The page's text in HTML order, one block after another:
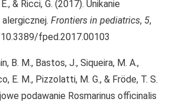
& Ricci, G. (2017). Unikanie
Frontiers in pediatrics, 5,
fped.2017.00103
B. M., Bastos, J., Siqueira, M. A.,
E. M., Pizzolatti, M. G., & Fröde, T. S.
podawanie Rosmarinus officinalis